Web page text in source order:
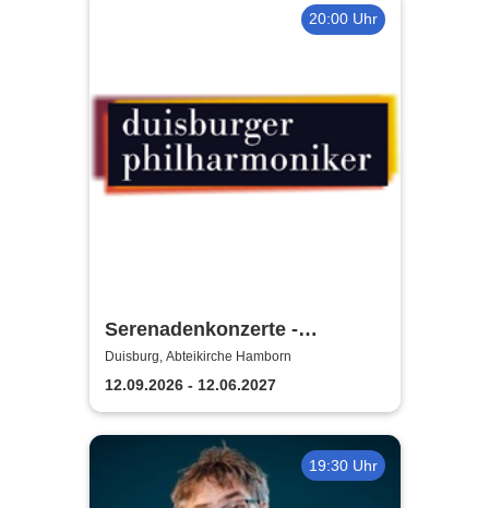
20:00 Uhr
Serenadenkonzerte -
Duisburger Philharmoniker
Duisburg, Abteikirche Hamborn
12.09.2026 - 12.06.2027
19:30 Uhr